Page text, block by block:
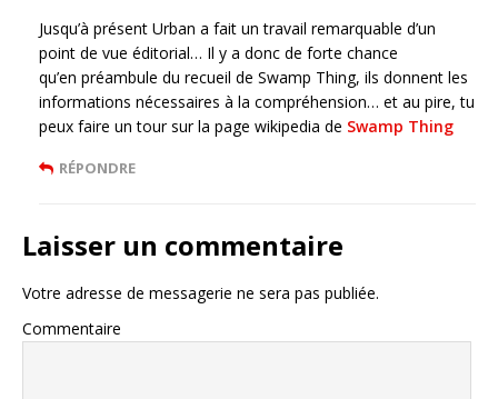
Jusqu’à présent Urban a fait un travail remarquable d’un
point de vue éditorial… Il y a donc de forte chance
qu’en préambule du recueil de Swamp Thing, ils donnent les
informations nécessaires à la compréhension… et au pire, tu
peux faire un tour sur la page wikipedia de Swamp Thing
RÉPONDRE
Laisser un commentaire
Votre adresse de messagerie ne sera pas publiée.
Commentaire